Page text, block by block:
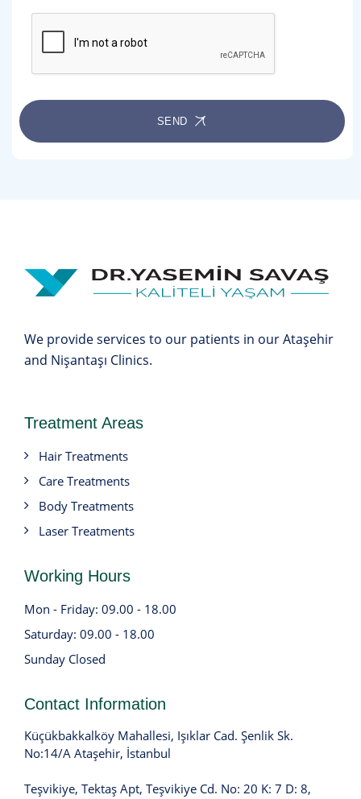
SEND
We provide services to our patients in our Ataşehir
and Nişantaşı Clinics.
Treatment Areas
Hair Treatments
Care Treatments
Body Treatments
Laser Treatments
Working Hours
Mon - Friday: 09.00 - 18.00
Saturday: 09.00 - 18.00
Sunday Closed
Contact Information
Küçükbakkalköy Mahallesi, Işıklar Cad. Şenlik Sk.
No:14/A Ataşehir, İstanbul
Teşvikiye, Tektaş Apt, Teşvikiye Cd. No: 20 K: 7 D: 8,